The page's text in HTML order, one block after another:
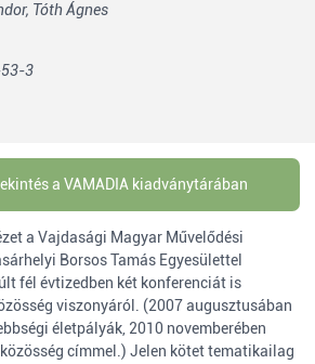
Tóth Ágnes
3
a VAMADIA kiadványtárában
a Vajdasági Magyar Művelődési
Borsos Tamás Egyesülettel
fél évtizedben két konferenciát is
viszonyáról. (2007 augusztusában
életpályák, 2010 novemberében
címmel.) Jelen kötet tematikailag